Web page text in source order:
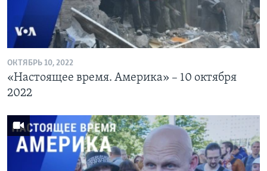
ОКТЯБРЬ 10, 2022
«Настоящее время. Америка» – 10 октября
2022